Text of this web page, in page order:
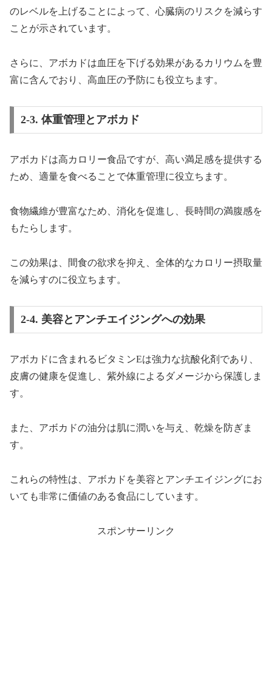
のレベルを上げることによって、心臓病のリスクを減らす
ことが示されています。
さらに、アボカドは血圧を下げる効果があるカリウムを豊
富に含んでおり、高血圧の予防にも役立ちます。
2-3. 体重管理とアボカド
アボカドは高カロリー食品ですが、高い満足感を提供する
ため、適量を食べることで体重管理に役立ちます。
食物繊維が豊富なため、消化を促進し、長時間の満腹感を
もたらします。
この効果は、間食の欲求を抑え、全体的なカロリー摂取量
を減らすのに役立ちます。
2-4. 美容とアンチエイジングへの効果
アボカドに含まれるビタミンEは強力な抗酸化剤であり、
皮膚の健康を促進し、紫外線によるダメージから保護しま
す。
また、アボカドの油分は肌に潤いを与え、乾燥を防ぎま
す。
これらの特性は、アボカドを美容とアンチエイジングにお
いても非常に価値のある食品にしています。
スポンサーリンク